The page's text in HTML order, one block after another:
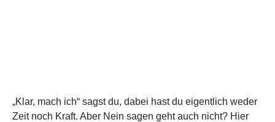
„Klar, mach ich“ sagst du, dabei hast du eigentlich weder
Zeit noch Kraft. Aber Nein sagen geht auch nicht? Hier